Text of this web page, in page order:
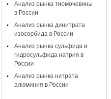
Анализ рынка тиомочевины
в России
Анализ рынка динитрата
изосорбида в России
Анализ рынка сульфида и
гидросульфида натрия в
России
Анализ рынка нитрата
алюминия в России